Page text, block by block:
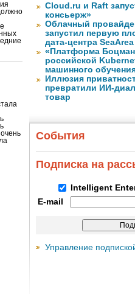
Cloud.ru и Raft
консьерж»
Облачный
запустил первую
дата-центра
«Платформа
российской
машинного
Иллюзия
превратили ИИ-
товар
События
Подписка на
Intelligent
E-mail
Управление